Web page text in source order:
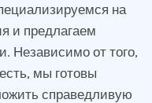
на
и предлагаем
Независимо от того,
мы готовы
справедливую